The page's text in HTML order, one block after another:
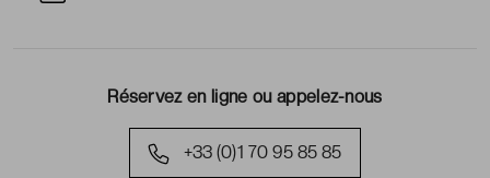
Réservez en ligne ou appelez-nous
+33 (0)1 70 95 85 85